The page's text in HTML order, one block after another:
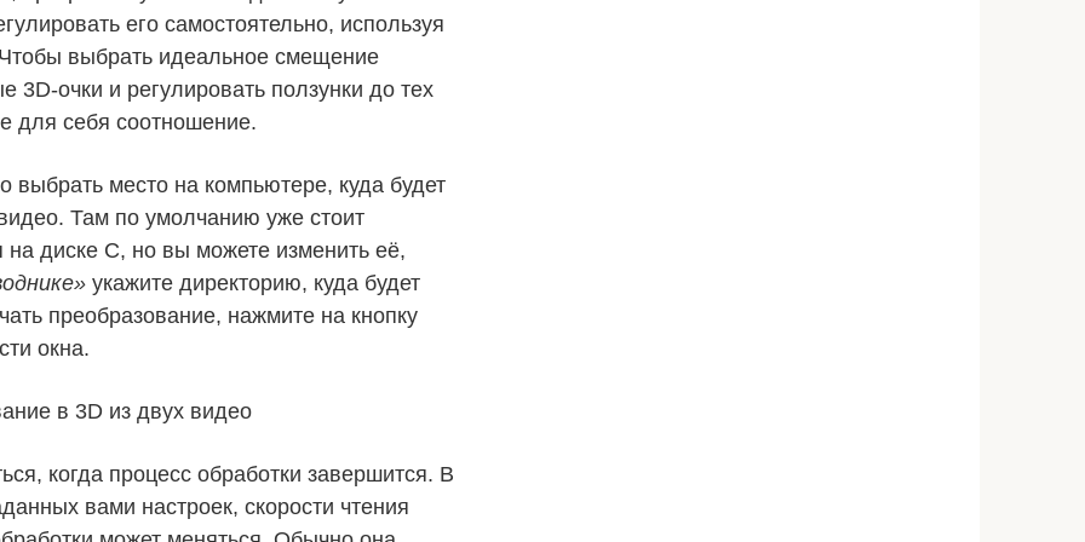
его самостоятельно, используя
выбрать идеальное смещение
3D-очки и регулировать ползунки до тех
для себя соотношение.
выбрать место на компьютере, куда будет
Там по умолчанию уже стоит
диске C, но вы можете изменить её,
укажите директорию, куда будет
преобразование, нажмите на кнопку
окна.
когда процесс обработки завершится. В
вами настроек, скорости чтения